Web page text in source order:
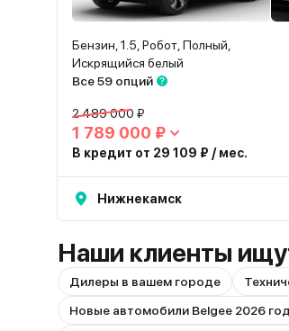
Бензин, 1.5, Робот, Полный,
Искрящийся белый
Все 59 опций
2 489 000 ₽
1 789 000 ₽
В кредит от 29 109 ₽ / мес.
Нижнекамск
Наши клиенты
Дилеры в вашем городе
Новые автомобили Belgee 2026